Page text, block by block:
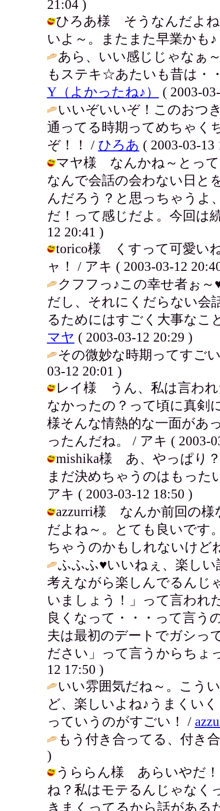
21:04 )
ひろあ様 そうなんだよ
いよ～。またまた早業かも♪
あら、いい感じじゃなぁ
もステキ☆あたいも昔は・
Y（よかったね♪）
( 2003-
いいぞいいぞ！このおつ
通ってる時期ってめちゃ
ぞ！！ / ひろあ ( 2003-03-13
マヤ様 なんかね～とって
なんで会話の会わない日と
んだろう？と思っちゃうよ
だ！って感じだよ。今回は
12 20:41 )
torico様 くすって可愛い
ャ！ / アキ ( 2003-03-12
クフフっ♪この幸せ者ぉ
だし、それにくだらない会
るためにはすごく大事な
マヤ ( 2003-03-12 20:29 )
その微妙な時期ってすご
03-12 20:01 )
レイ様 うん、私は言われ
なかったの？って頃に真剣
様そんな情熱的な一面があ
ったんだね。 / アキ ( 2003-
mishika様 あ、やっぱり
まだ決めちゃうのはもった
アキ ( 2003-03-12 18:50 )
azzurri様 なんか前回の様
だよね～。とても良いです
ちゃうのかもしれないけど
ふふふ♥いいねぇ、楽し
考えながら楽しんでるんじ
いましょう！」って言われ
良くなって・・・って言う
夫は最初のデートでガシっ
ださい」って言うからちょ
12 17:50 )
いい雰囲気だね～。こう
ど、楽しいよね♪うまくい
っていうのがすごい！ /
もう付き合ってる、付き
)
うららん様 あらいやだ！
ね？私はモテるんじゃなく
きまくってるから話がある